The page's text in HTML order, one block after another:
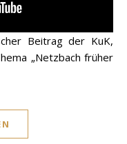
„Netzbach früher